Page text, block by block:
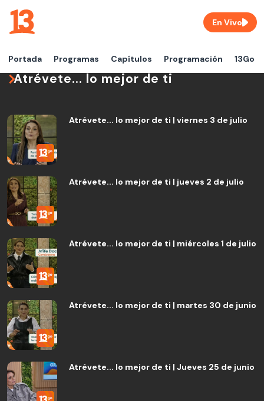
Portada Programas Capítulos Programación 13Go
En Vivo
Atrévete... lo mejor de ti
Atrévete... lo mejor de ti | viernes 3 de julio
Atrévete... lo mejor de ti | jueves 2 de julio
Atrévete... lo mejor de ti | miércoles 1 de julio
Atrévete... lo mejor de ti | martes 30 de junio
Atrévete... lo mejor de ti | Jueves 25 de junio